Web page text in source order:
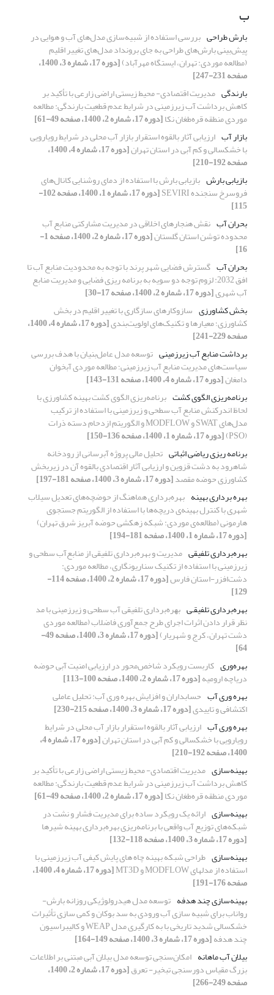
ب
بارش طراحی بررسی استفاده از شبیه‌سازی مدل‌های آب و هوایی در
پیش‌بینی بارش‌های طراحی به جای برونداد مدل‌های تغییر اقلیم
(مطالعه موردی: تهران، ایستگاه مهرآباد) [دوره 17، شماره 3، 1400،
صفحه 231-247]
بارندگی مدیریت اقتصادی- محیط زیستی اراضی زارعی با تأکید بر
کاهش برداشت آب زیرزمینی در شرایط عدم قطعیت بارندگی: مطالعه
موردی منطقه قره‌طغان نکا[دوره 17، شماره 2، 1400، صفحه 49-61]
بازار آب ارزیابی آثار بالقوه استقرار بازار آب محلی در شرایط رویارویی
با خشکسالی و کم آبی در استان تهران [دوره 17، شماره 4، 1400،
صفحه 192-210]
بازیابی بارش بازیابی بارش با استفاده از دمای روشنایی کانال‌های
فروسرخ سنجنده SEVIRI [دوره 17، شماره 1، 1400، صفحه 102-
115]
بحران آب نقش هنجارهای اخلاقی در مدیریت مشارکتی منابع آب
محدوده توشن استان گلستان [دوره 17، شماره 2، 1400، صفحه 1-
16]
بحران آب گسترش فضایی شهر پرند با توجه به محدودیت منابع آب تا
افق 2032: لزوم توجه دو سویه به برنامه ریزی فضایی و مدیریت منابع
آب شهری[دوره 17، شماره 2، 1400، صفحه 17-30]
بخش کشاورزی سازوکارهای سازگاری با تغییر اقلیم در بخش
کشاورزی؛ معیارها و تکنیک‌های اولویت‌بندی [دوره 17، شماره 4، 1400،
صفحه 229-241]
برداشت منابع آب زیرزمینی توسعه مدل عامل‌بنیان با هدف بررسی
سیاست‌های مدیریت منابع آب زیرزمینی؛ مطالعه موردی آبخوان
دامغان[دوره 17، شماره 4، 1400، صفحه 131-143]
برنامه‌ریزی الگوی کشت برنامه‌ریزی الگوی کشت بهینه کشاورزی با
لحاظ اندرکنش منابع آب سطحی و زیرزمینی با استفاده از ترکیب
مدل‌های SWAT و MODFLOW و الگوریتم ازدحام دسته ذرات
(PSO)
[دوره 17، شماره 1، 1400، صفحه 136-150]
برنامه ریزی ریاضی اثباتی تحلیل مالی پروژه آبرسانی از رودخانه
شاهرود به دشت قزوین و ارزیابی آثار اقتصادی بالقوه آن در زیربخش
کشاورزی حوضه مقصد[دوره 17، شماره 3، 1400، صفحه 181-197]
بهره برداری بهینه بهره‌برداری هماهنگ از حوضچه‌های تعدیل سیلاب
شهری با کنترل بهینه‌ی دریچه‌ها با استفاده از الگوریتم جستجوی
هارمونی (مطالعه‌ی موردی: شبکه زهکشی حوضه آبریز شرق تهران)
[دوره 17، شماره 1، 1400، صفحه 181-194]
بهره‌برداری تلفیقی مدیریت و بهره‌برداری تلفیقی از منابع‌آب‌ سطحی و
زیرزمینی با استفاده از تکنیک سناریو‌نگاری، مطالعه موردی:
دشت‌افزر-استان فارس [دوره 17، شماره 2، 1400، صفحه 114-
129]
بهره‌برداری ﺗﻠﻔﯿﻘـﯽ ﺑﻬﺮهﺑﺮداری ﺗﻠﻔﯿﻘﯽ آب سطحی و زیرزمینی ﺑﺎ ﻣﺪ
ﻧﻈﺮ ﻗﺮار دادن اﺛﺮات اﺟﺮای ﻃﺮح ﺟﻤﻊآوری ﻓﺎﺿﻼب (ﻣﻄﺎﻟﻌﻪ ﻣﻮردی
دﺷﺖ تهران، ﮐﺮج و شهریار) [دوره 17، شماره 3، 1400، صفحه 49-
64]
بهره‌وری کاربست رویکرد شاخص‌محور در ارزیابی امنیت آبی حوضه
دریاچه ارومیه[دوره 17، شماره 2، 1400، صفحه 100-113]
بهره وری آب حسابداران و افزایش بهره وری آب: تحلیل عاملی
اکتشافی و تاییدی[دوره 17، شماره 3، 1400، صفحه 215-230]
بهره وری آب ارزیابی آثار بالقوه استقرار بازار آب محلی در شرایط
رویارویی با خشکسالی و کم آبی در استان تهران [دوره 17، شماره 4،
1400، صفحه 192-210]
بهینه‌سازی مدیریت اقتصادی- محیط زیستی اراضی زارعی با تأکید بر
کاهش برداشت آب زیرزمینی در شرایط عدم قطعیت بارندگی: مطالعه
موردی منطقه قره‌طغان نکا[دوره 17، شماره 2، 1400، صفحه 49-61]
بهینه‌سازی ارائه یک رویکرد ساده برای مدیریت فشار و نشت در
شبکه‌های توزیع آب واقعی با برنامه‌ریزی بهره‌برداری بهینه شیرها
[دوره 17، شماره 3، 1400، صفحه 118-132]
بهینه‌سازی طراحی شبکه بهینه چاه های پایش کیفی آب زیرزمینی با
استفاده از مدلهای MODFLOW و MT3D [دوره 17، شماره 4، 1400،
صفحه 176-191]
بهینه‌سازی چند هدفه توسعه مدل هیدرولوژیکی روزانه بارش-
رواناب برای شبیه سازی آب ورودی به سد بوکان و کمی سازی تأثیرات
خشکسالی شدید تاریخی با به کارگیری مدل WEAP و کالیبراسیون
چند هدفه[دوره 17، شماره 3، 1400، صفحه 149-164]
بیلان آب ماهانه امکان‌سنجی توسعه مدل بیلان آبی مبتنی بر اطلاعات
بزرگ مقیاس دورسنجی تبخیر- تعرق [دوره 17، شماره 2، 1400،
صفحه 249-266]